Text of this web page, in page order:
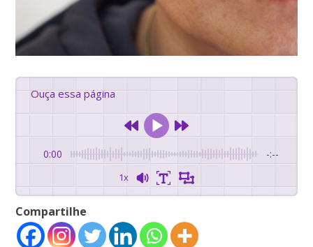
Ouça essa página
0:00 -:--
1x
Compartilhe